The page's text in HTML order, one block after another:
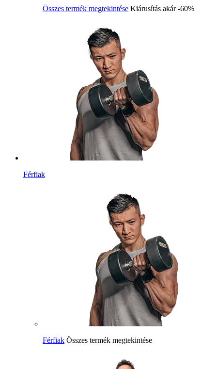
Összes termék megtekintése Kiárusítás akár -60%
Férfiak
Férfiak Összes termék megtekintése